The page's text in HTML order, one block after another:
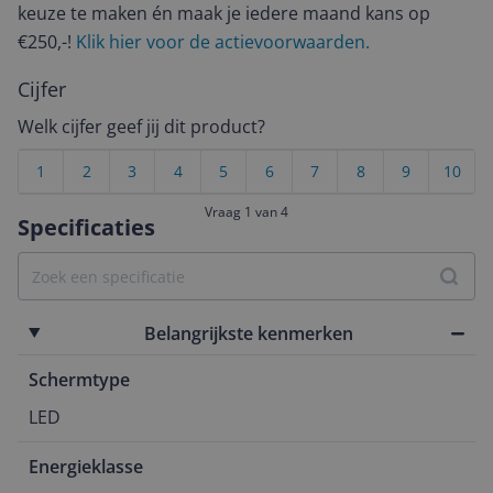
Specificaties
Belangrijkste kenmerken
Schermtype
LED
Energieklasse
keuze te maken én maak je iedere maand kans op
€250,-! Klik hier voor de actievoorwaarden.
Cijfer
Welk cijfer geef jij dit product?
10
9
8
7
6
5
4
3
2
1
Vraag 1 van 4